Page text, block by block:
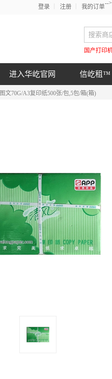
-->
登录 注册 我的订单
国产打印
进入华屹官网 信屹租™
京东自营产品
文70G/A3复印纸500张/包,5包/箱(箱)